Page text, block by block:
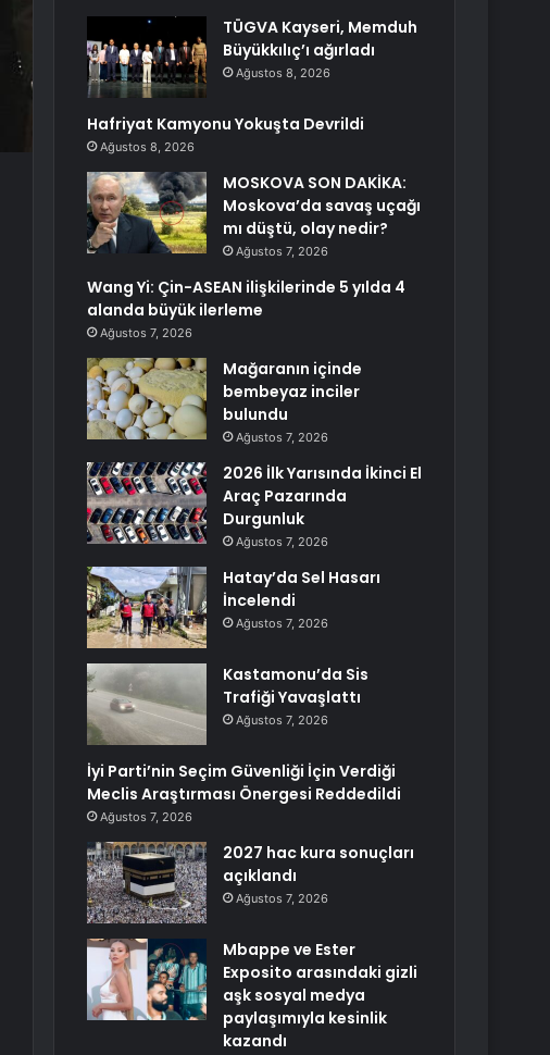
TÜGVA Kayseri, Memduh
Büyükkılıç’ı ağırladı
Ağustos 8, 2026
Hafriyat Kamyonu Yokuşta Devrildi
Ağustos 8, 2026
MOSKOVA SON DAKİKA:
Moskova’da savaş uçağı
mı düştü, olay nedir?
Ağustos 7, 2026
Wang Yi: Çin-ASEAN ilişkilerinde 5 yılda 4
alanda büyük ilerleme
Ağustos 7, 2026
Mağaranın içinde
bembeyaz inciler
bulundu
Ağustos 7, 2026
2026 İlk Yarısında İkinci El
Araç Pazarında
Durgunluk
Ağustos 7, 2026
Hatay’da Sel Hasarı
İncelendi
Ağustos 7, 2026
Kastamonu’da Sis
Trafiği Yavaşlattı
Ağustos 7, 2026
İyi Parti’nin Seçim Güvenliği İçin Verdiği
Meclis Araştırması Önergesi Reddedildi
Ağustos 7, 2026
2027 hac kura sonuçları
açıklandı
Ağustos 7, 2026
Mbappe ve Ester
Exposito arasındaki gizli
aşk sosyal medya
paylaşımıyla kesinlik
kazandı